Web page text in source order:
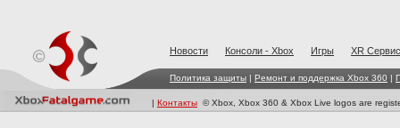
Новости Консоли - Xbox Игры XR
Политика защиты | Ремонт и поддержка Xbox 360 |
| Контакты © Xbox, Xbox 360 & Xbox Live logos are